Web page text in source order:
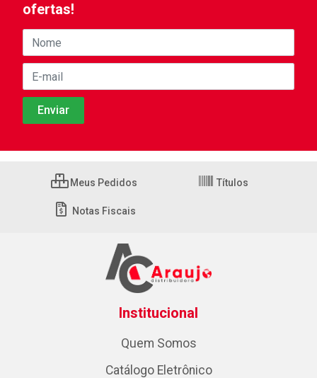
ofertas!
Meus Pedidos Títulos
Notas Fiscais
Institucional
Quem Somos
Catálogo Eletrônico